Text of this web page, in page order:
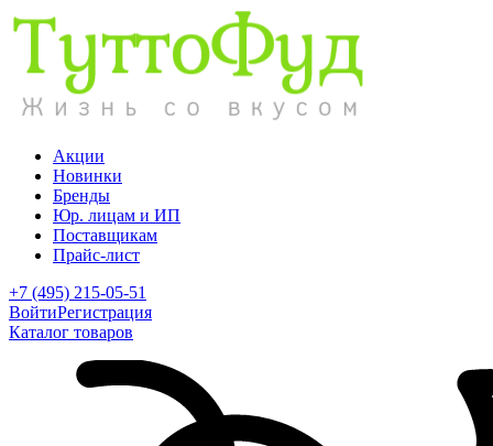
Акции
Новинки
Бренды
Юр. лицам и ИП
Поставщикам
Прайс-лист
+7 (495) 215-05-51
ВойтиРегистрация
Каталог товаров